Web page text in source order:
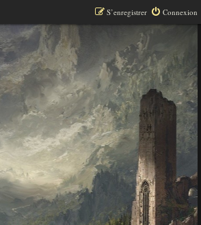
Connexion
S’enregistrer